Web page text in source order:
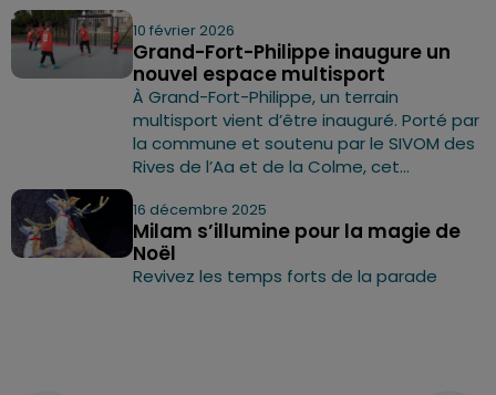
10 février 2026
Grand-Fort-Philippe inaugure un
nouvel espace multisport
À Grand-Fort-Philippe, un terrain
multisport vient d’être inauguré. Porté par
la commune et soutenu par le SIVOM des
Rives de l’Aa et de la Colme, cet...
16 décembre 2025
Milam s’illumine pour la magie de
Noël
Revivez les temps forts de la parade